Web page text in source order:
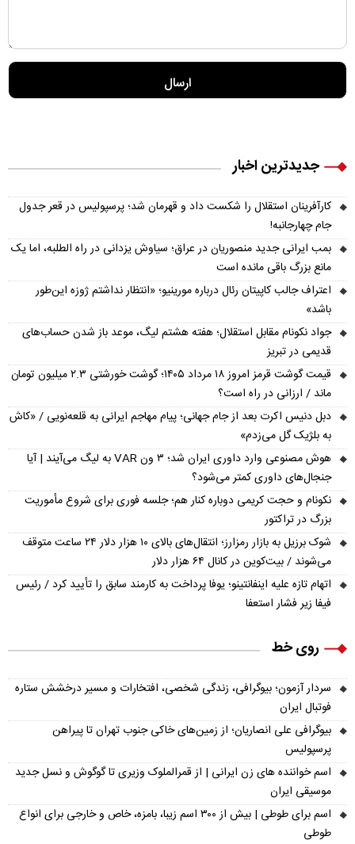
جدیدترین اخبار
کارآفرینان استقلال را شکست داد و قهرمان شد؛ پرسپولیس در قعر جدول
جام چهارجانبه!
بمب ایرانی جدید منصوریان در عراق؛ سیاوش یزدانی در راه الطلبه، اما یک
مانع بزرگ باقی مانده است
اعتراف جالب کاپیتان رئال درباره مورینیو؛ «انتظار نداشتم ژوزه این‌طور
باشد»
جواد نکونام مقابل استقلال؛ هفته هشتم لیگ، موعد باز شدن حساب‌های
قدیمی در تبریز
قیمت گوشت قرمز امروز ۱۸ مرداد ۱۴۰۵؛ گوشت خورشتی ۲.۳ میلیون تومان
ماند / ارزانی در راه است؟
دبل دنیس اکرت بعد از جام جهانی؛ پیام مهاجم ایرانی به قلعه‌نویی / «کاش
به بلژیک گل می‌زدم»
هوش مصنوعی وارد داوری ایران شد؛ ۳ ون VAR به لیگ می‌آیند | آیا
جنجال‌های داوری کمتر می‌شود؟
نکونام و حجت کریمی دوباره کنار هم؛ جلسه فوری برای شروع مأموریت
بزرگ در تراکتور
شوک برزیل به بازار رمزارز؛ انتقال‌های بالای ۱۰ هزار دلار ۲۴ ساعت متوقف
می‌شوند / بیت‌کوین در کانال ۶۴ هزار دلار
اتهام تازه علیه اینفانتینو؛ یوفا پرداخت به کارمند سابق را تأیید کرد / رئیس
فیفا زیر فشار استعفا
روی خط
سردار آزمون؛ بیوگرافی، زندگی شخصی، افتخارات و مسیر درخشش ستاره
فوتبال ایران
بیوگرافی علی انصاریان؛ از زمین‌های خاکی جنوب تهران تا پیراهن
پرسپولیس
اسم خواننده های زن ایرانی | از قمرالملوک وزیری تا گوگوش و نسل جدید
موسیقی ایران
اسم برای طوطی | بیش از ۳۰۰ اسم زیبا، بامزه، خاص و خارجی برای انواع
طوطی